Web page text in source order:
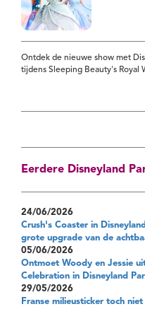
Ontdek de nieuwe show met
tijdens Sleeping Beauty's Royal
Eerdere Disneyland
24/06/2026
Crush's Coaster in
grote upgrade van de
05/06/2026
Ontmoet Woody en Jessie
Celebration in Disneyland
29/05/2026
Franse milieusticker toch